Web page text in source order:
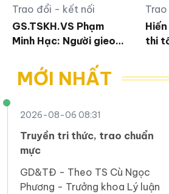
Trao đổi - kết nối
GS.TSKH.VS Phạm
Minh Hạc: Người gieo
lý giáo dục
thi
MỚI NHẤT
2026-08-06 08:31
Truyền tri thức, trao chuẩn
mực
GD&TĐ - Theo TS Cù Ngọc
Phương - Trưởng khoa Lý luận